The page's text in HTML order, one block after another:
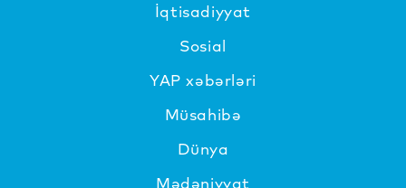
İqtisadiyyat
Sosial
YAP xəbərləri
Müsahibə
Dünya
Mədəniyyat